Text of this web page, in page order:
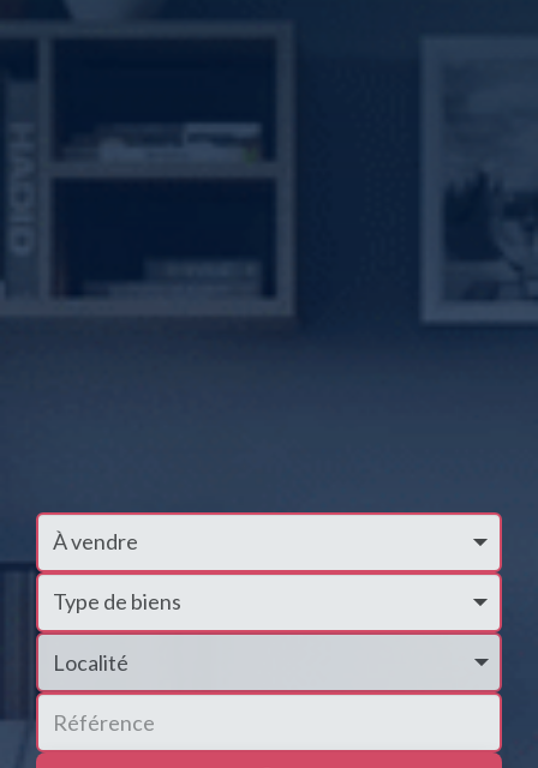
Localité